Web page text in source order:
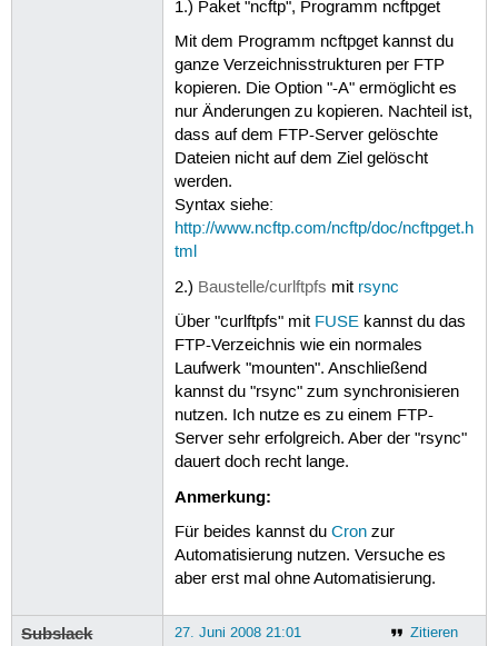
1.) Paket "ncftp", Programm ncftpget
Mit dem Programm ncftpget kannst du
ganze Verzeichnisstrukturen per FTP
kopieren. Die Option "-A" ermöglicht es
nur Änderungen zu kopieren. Nachteil ist,
dass auf dem FTP-Server gelöschte
Dateien nicht auf dem Ziel gelöscht
werden.
Syntax siehe:
http://www.ncftp.com/ncftp/doc/ncftpget.h
tml
2.) Baustelle/curlftpfs mit rsync
Über "curlftpfs" mit FUSEkannst du das
FTP-Verzeichnis wie ein normales
Laufwerk "mounten". Anschließend
kannst du "rsync" zum synchronisieren
nutzen. Ich nutze es zu einem FTP-
Server sehr erfolgreich. Aber der "rsync"
dauert doch recht lange.
Anmerkung:
Für beides kannst du Cronzur
Automatisierung nutzen. Versuche es
aber erst mal ohne Automatisierung.
Subslack Zitieren
27. Juni 2008 21:01